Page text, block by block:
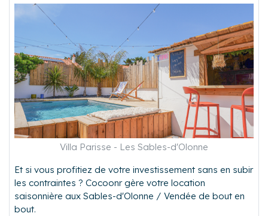
Villa Parisse - Les Sables-d'Olonne
Et si vous profitiez de votre investissement sans en subir
les contraintes ? Cocoonr gère votre location
saisonnière aux Sables-d'Olonne / Vendée de bout en
bout.